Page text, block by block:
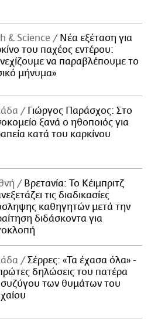
& Science
Νέα εξέταση για
του παχέος εντέρου:
να παραβλέπουμε το
μήνυμα»
Γιώργος Παράσχος: Στο
ξανά ο ηθοποιός για
κατά του καρκίνου
Βρετανία: Το Κέιμπριτζ
τις διαδικασίες
καθηγητών μετά την
διδάσκοντα για
Σέρρες: «Τα έχασα όλα» -
δηλώσεις του πατέρα
συζύγου των θυμάτων του